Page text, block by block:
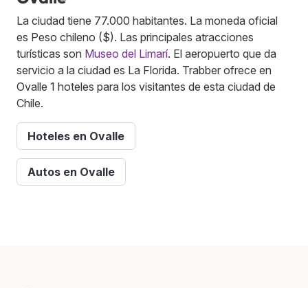
La ciudad tiene 77.000 habitantes. La moneda oficial
es Peso chileno ($). Las principales atracciones
turísticas son Museo del Limarí. El aeropuerto que da
servicio a la ciudad es La Florida. Trabber ofrece en
Ovalle 1 hoteles para los visitantes de esta ciudad de
Chile.
Hoteles en Ovalle
Autos en Ovalle